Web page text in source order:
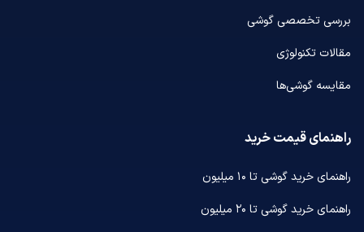
بررسی تخصصی گوشی
مقالات تکنولوژی
مقایسه گوشی‌ها
راهنمای قیمت خرید
راهنمای خرید گوشی تا ۱۰ میلیون
راهنمای خرید گوشی تا ۲۰ میلیون